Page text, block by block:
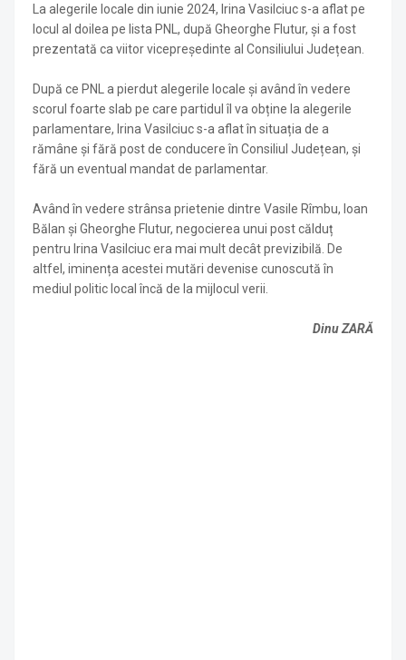
La alegerile locale din iunie 2024, Irina Vasilciuc s-a aflat pe
locul al doilea pe lista PNL, după Gheorghe Flutur, și a fost
prezentată ca viitor vicepreședinte al Consiliului Județean.
După ce PNL a pierdut alegerile locale și având în vedere
scorul foarte slab pe care partidul îl va obține la alegerile
parlamentare, Irina Vasilciuc s-a aflat în situația de a
rămâne și fără post de conducere în Consiliul Județean, și
fără un eventual mandat de parlamentar.
Având în vedere strânsa prietenie dintre Vasile Rîmbu, Ioan
Bălan și Gheorghe Flutur, negocierea unui post călduț
pentru Irina Vasilciuc era mai mult decât previzibilă. De
altfel, iminența acestei mutări devenise cunoscută în
mediul politic local încă de la mijlocul verii.
Dinu ZARĂ